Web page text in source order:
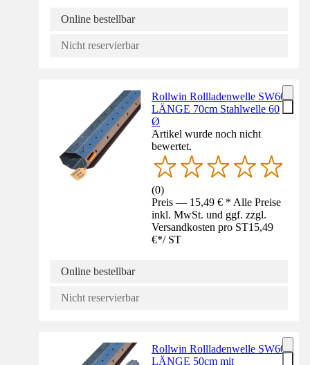
Online bestellbar
Nicht reservierbar
Rollwin Rollladenwelle SW60
LÄNGE 70cm Stahlwelle 60
Ø
Artikel wurde noch nicht
bewertet.
(0)
Preis — 15,49 € * Alle Preise
inkl. MwSt. und ggf. zzgl.
Versandkosten pro ST15,49
€*/ ST
Online bestellbar
Nicht reservierbar
Rollwin Rollladenwelle SW60
LÄNGE 50cm mit